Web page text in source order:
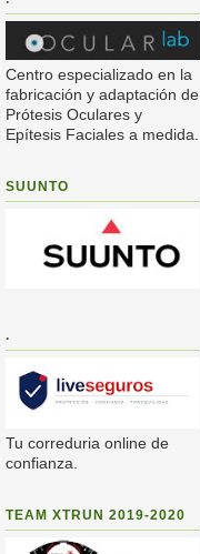
Centro especializado en la
fabricación y adaptación de
Prótesis Oculares y
Epítesis Faciales a medida.
SUUNTO
.
Tu correduria online de
confianza.
TEAM XTRUN 2019-2020